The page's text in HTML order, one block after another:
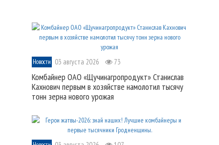
Новости 03 августа 2026 73
Комбайнер ОАО «Щучинагропродукт» Станислав
Кахнович первым в хозяйстве намолотил тысячу
тонн зерна нового урожая